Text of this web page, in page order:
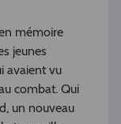
mémoire
jeunes
avaient vu
combat. Qui
un nouveau